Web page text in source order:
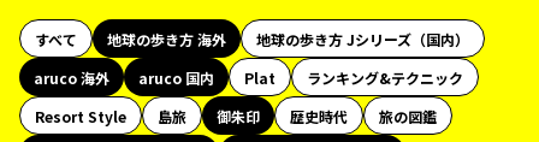
すべて 地球の歩き方 海外
地球の歩き方 Jシリーズ（国内）
aruco 海外
aruco 国内 Plat
ランキング&テクニック
Resort Style
島旅 御朱印 歴史時代
旅の図鑑